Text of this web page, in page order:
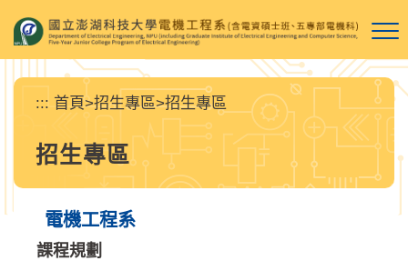
::: 首頁>招生專區>招生專區
招生專區
電機工程系
課程規劃